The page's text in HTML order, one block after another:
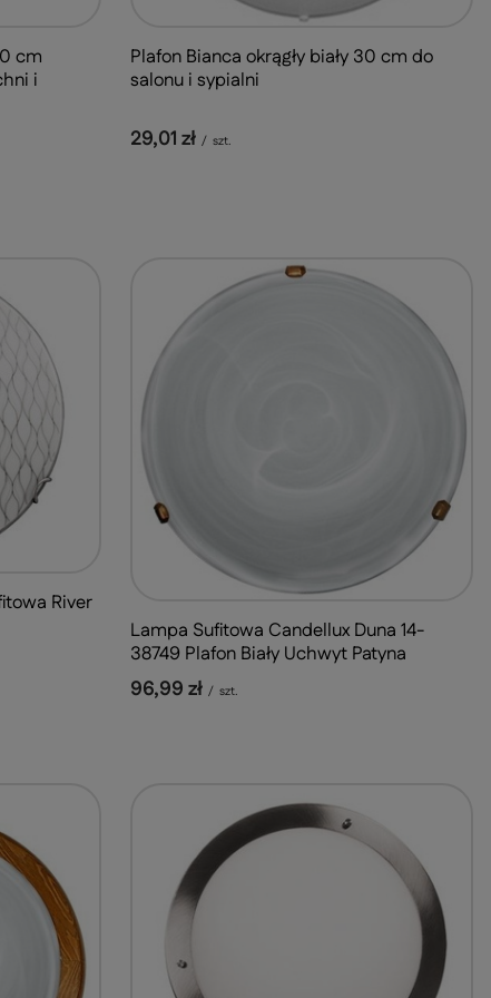
cm
i
Plafon Bianca okrągły biały 30 cm do
salonu i sypialni
29,01 zł / szt.
River
Lampa Sufitowa Candellux Duna 14-
38749 Plafon Biały Uchwyt Patyna
96,99 zł / szt.